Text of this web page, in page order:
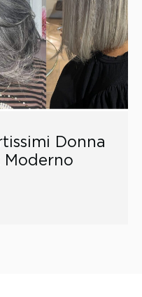
Donna
Moderno